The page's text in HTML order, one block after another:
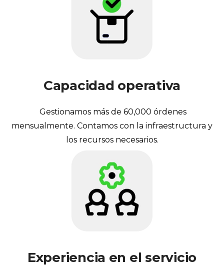
Capacidad operativa
Gestionamos más de 60,000 órdenes
mensualmente. Contamos con la infraestructura y
los recursos necesarios.
Experiencia en el servicio